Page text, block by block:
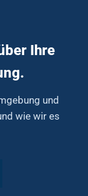
Ihre
und
wie wir es